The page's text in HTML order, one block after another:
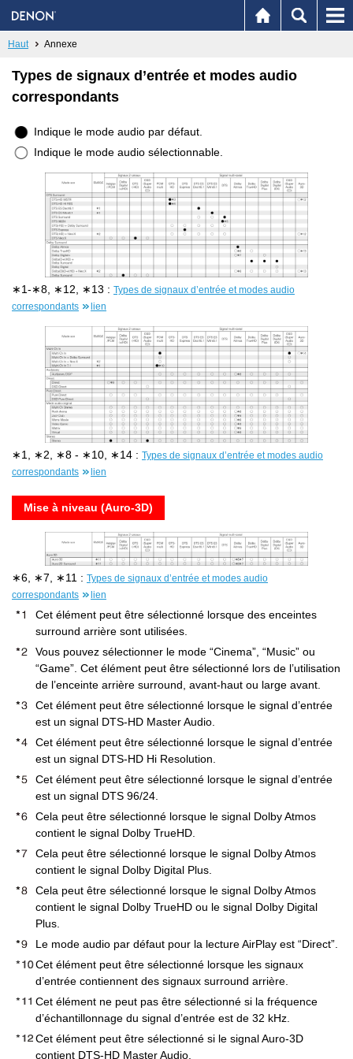
Haut Annexe
Types de signaux d’entrée et modes audio
correspondants
Indique le mode audio par défaut.
Indique le mode audio sélectionnable.
∗1-∗8, ∗12, ∗13 : Types de signaux d’entrée et modes audio
correspondants
lien
∗1, ∗2, ∗8 - ∗10, ∗14 : Types de signaux d’entrée et modes audio
correspondants
lien
Mise à niveau (Auro-3D)
∗6, ∗7, ∗11 : Types de signaux d’entrée et modes audio
correspondants
lien
Cet élément peut être sélectionné lorsque des enceintes
surround arrière sont utilisées.
Vous pouvez sélectionner le mode “Cinema”, “Music” ou
“Game”. Cet élément peut être sélectionné lors de l’utilisation
de l’enceinte arrière surround, avant-haut ou large avant.
Cet élément peut être sélectionné lorsque le signal d’entrée
est un signal DTS-HD Master Audio.
Cet élément peut être sélectionné lorsque le signal d’entrée
est un signal DTS-HD Hi Resolution.
Cet élément peut être sélectionné lorsque le signal d’entrée
est un signal DTS 96/24.
Cela peut être sélectionné lorsque le signal Dolby Atmos
contient le signal Dolby TrueHD.
Cela peut être sélectionné lorsque le signal Dolby Atmos
contient le signal Dolby Digital Plus.
Cela peut être sélectionné lorsque le signal Dolby Atmos
contient le signal Dolby TrueHD ou le signal Dolby Digital
Plus.
Le mode audio par défaut pour la lecture AirPlay est “Direct”.
Cet élément peut être sélectionné lorsque les signaux
d’entrée contiennent des signaux surround arrière.
Cet élément ne peut pas être sélectionné si la fréquence
d’échantillonnage du signal d’entrée est de 32 kHz.
Cet élément peut être sélectionné si le signal Auro-3D
contient DTS-HD Master Audio.